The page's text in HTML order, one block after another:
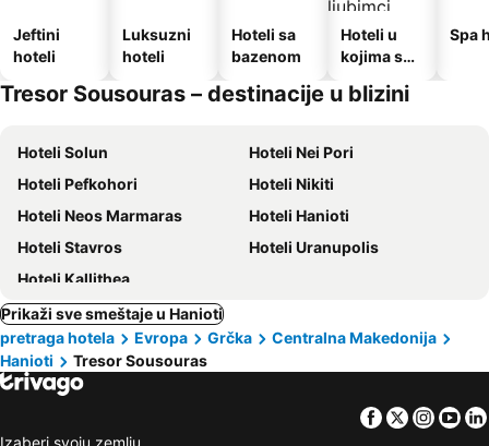
Jeftini
hoteli
Luksuzni
hoteli
Hoteli sa
bazenom
Hoteli u
kojima su
kućni
Spa
Tresor Sousouras – destinacije u blizini
Hoteli Solun
Hoteli Nei Pori
Hoteli Pefkohori
Hoteli Nikiti
Hoteli Neos Marmaras
Hoteli Hanioti
Hoteli Stavros
Hoteli Uranupolis
Hoteli Kallithea
Prikaži sve smeštaje u Hanioti
pretraga hotela
Evropa Grčka
Centralna Makedonija
Hanioti
Tresor Sousouras
Facebook
Twitter
Izaberi svoju zemlju